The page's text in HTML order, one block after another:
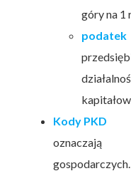
góry na 1
Kody PKD
oznaczają